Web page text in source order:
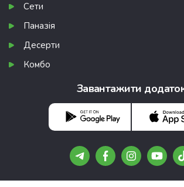
Сети
Паназія
Десерти
Комбо
Завантажити